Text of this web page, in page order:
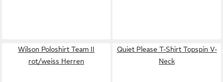
Wilson Poloshirt Team II
rot/weiss Herren
Quiet Please T-Shirt Topspin V-
Neck